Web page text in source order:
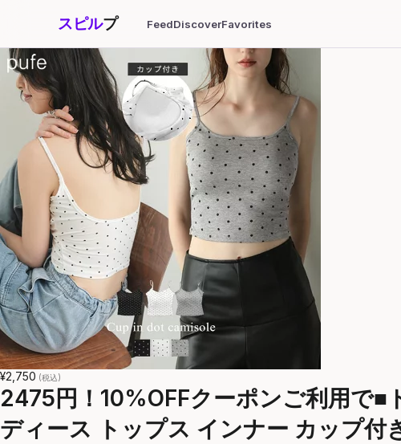
スピルプ FeedDiscoverFavorites
¥2,750 (税込)
2475円！10%OFFクーポンご利用で
ディース トップス インナー カップ